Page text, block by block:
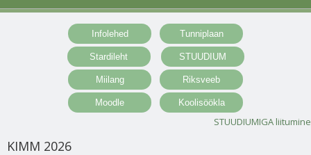
STUUDIUMIGA liitumine
KIMM 2026